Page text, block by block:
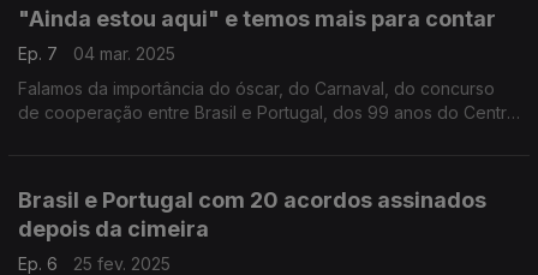
"Ainda estou aqui" e temos mais para contar
Ep. 7
04 mar. 2025
Falamos da importância do óscar, do Carnaval, do concurso
de cooperação entre Brasil e Portugal, dos 99 anos do Centro
Brasil e Portugal com 20 acordos assinados
depois da cimeira
Ep. 6
25 fev. 2025